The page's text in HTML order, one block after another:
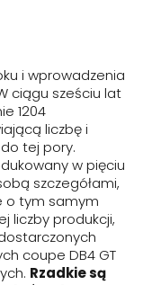
i wprowadzenia
ciągu sześciu lat
1204
liczbę i
tej pory.
w pięciu
szczegółami,
o tym samym
liczby produkcji,
coupe DB4 GT
Rzadkie są